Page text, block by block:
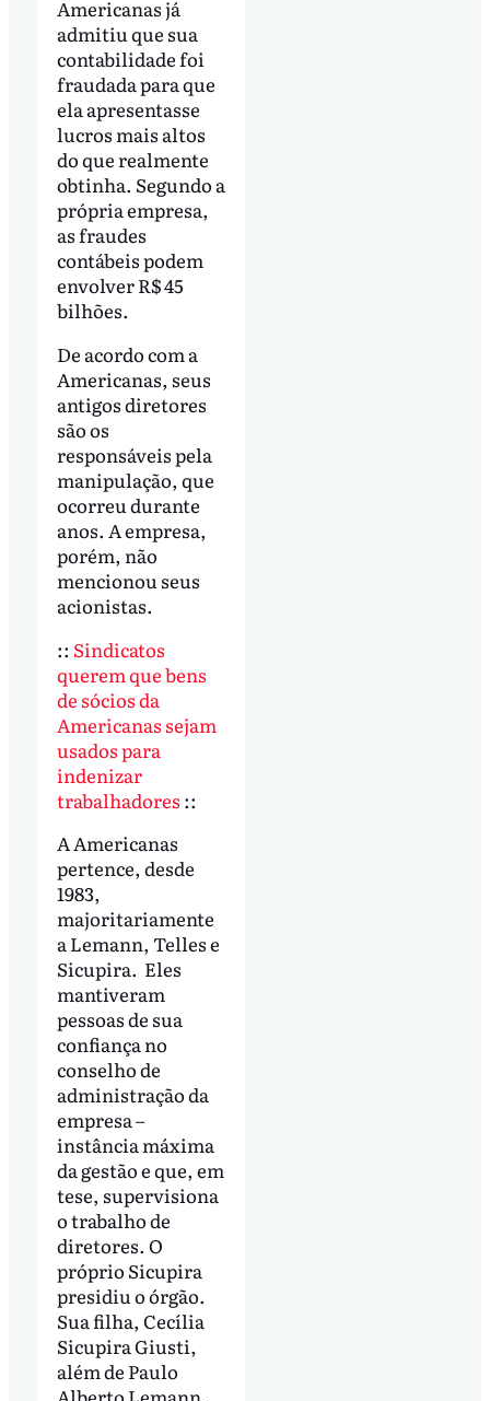
Americanas já
admitiu que sua
contabilidade foi
fraudada para que
ela apresentasse
lucros mais altos
do que realmente
obtinha. Segundo a
própria empresa,
as fraudes
contábeis podem
envolver R$ 45
bilhões.
De acordo com a
Americanas, seus
antigos diretores
são os
responsáveis pela
manipulação, que
ocorreu durante
anos. A empresa,
porém, não
mencionou seus
acionistas.
:: Sindicatos
querem que bens
de sócios da
Americanas sejam
usados para
indenizar
trabalhadores ::
A Americanas
pertence, desde
1983,
majoritariamente
a Lemann, Telles e
Sicupira. Eles
mantiveram
pessoas de sua
confiança no
conselho de
administração da
empresa –
instância máxima
da gestão e que, em
tese, supervisiona
o trabalho de
diretores. O
próprio Sicupira
presidiu o órgão.
Sua filha, Cecília
Sicupira Giusti,
além de Paulo